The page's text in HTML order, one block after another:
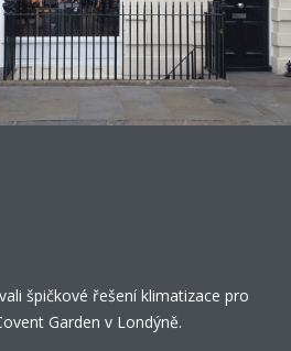
špičkové řešení klimatizace pro
Garden v Londýně.